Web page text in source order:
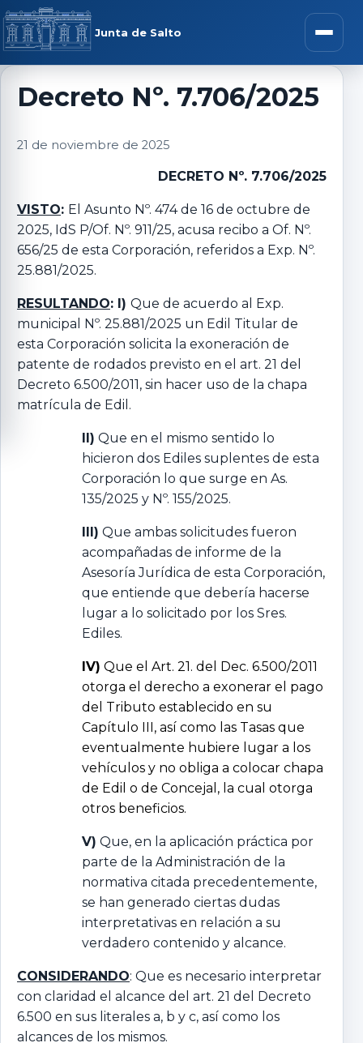
Saltar al contenido
Junta de Salto Abrir
menú
Decreto Nº. 7.706/2025
21 de noviembre de 2025
DECRETO Nº. 7.706/2025
VISTO: El Asunto Nº. 474 de 16 de octubre de
2025, IdS P/Of. Nº. 911/25, acusa recibo a Of. Nº.
656/25 de esta Corporación, referidos a Exp. Nº.
25.881/2025.
RESULTANDO: I) Que de acuerdo al Exp.
municipal Nº. 25.881/2025 un Edil Titular de
esta Corporación solicita la exoneración de
patente de rodados previsto en el art. 21 del
Decreto 6.500/2011, sin hacer uso de la chapa
matrícula de Edil.
II) Que en el mismo sentido lo
hicieron dos Ediles suplentes de esta
Corporación lo que surge en As.
135/2025 y Nº. 155/2025.
III) Que ambas solicitudes fueron
acompañadas de informe de la
Asesoría Jurídica de esta Corporación,
que entiende que debería hacerse
lugar a lo solicitado por los Sres.
Ediles.
IV) Que el Art. 21. del Dec. 6.500/2011
otorga el derecho a exonerar el pago
del Tributo establecido en su
Capítulo III, así como las Tasas que
eventualmente hubiere lugar a los
vehículos y no obliga a colocar chapa
de Edil o de Concejal, la cual otorga
otros beneficios.
V) Que, en la aplicación práctica por
parte de la Administración de la
normativa citada precedentemente,
se han generado ciertas dudas
interpretativas en relación a su
verdadero contenido y alcance.
CONSIDERANDO: Que es necesario interpretar
con claridad el alcance del art. 21 del Decreto
6.500 en sus literales a, b y c, así como los
alcances de los mismos.